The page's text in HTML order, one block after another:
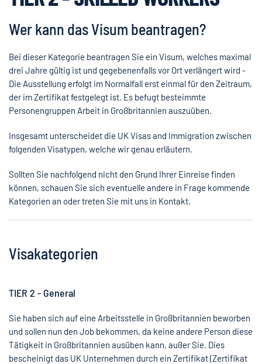
Wer kann das Visum beantragen?
Bei dieser Kategorie beantragen Sie ein Visum, welches maximal
drei Jahre gültig ist und gegebenenfalls vor Ort verlängert wird -
Die Ausstellung erfolgt im Normalfall erst einmal für den Zeitraum,
der im Zertifikat festgelegt ist. Es befugt besteimmte
Personengruppen Arbeit in Großbritannien auszuüben.
Insgesamt unterscheidet die UK Visas and Immigration zwischen
folgenden Visatypen, welche wir genau erläutern.
Sollten Sie nachfolgend nicht den Grund Ihrer Einreise finden
können, schauen Sie sich eventuelle andere in Frage kommende
Kategorien an oder treten Sie mit uns in Kontakt.
Visakategorien
TIER 2 - General
Sie haben sich auf eine Arbeitsstelle in Großbritannien beworben
und sollen nun den Job bekommen, da keine andere Person diese
Tätigkeit in Großbritannien ausüben kann, außer Sie. Dies
bescheinigt das UK Unternehmen durch ein Zertifikat (Zertifikat